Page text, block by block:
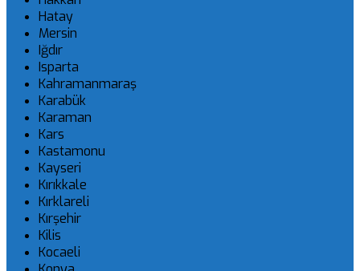
Hatay
Mersin
Iğdır
Isparta
Kahramanmaraş
Karabük
Karaman
Kars
Kastamonu
Kayseri
Kırıkkale
Kırklareli
Kırşehir
Kilis
Kocaeli